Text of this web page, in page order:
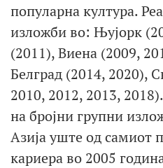
популарна култура.
изложби во: Њујорк
(2011), Виена (2009,
Белград (2014, 2020),
2010, 2012, 2013,
на бројни групни
Азија уште од самиот
кариера во 2005